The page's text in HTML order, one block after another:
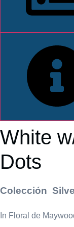
White
Dots
Colección
In Floral de